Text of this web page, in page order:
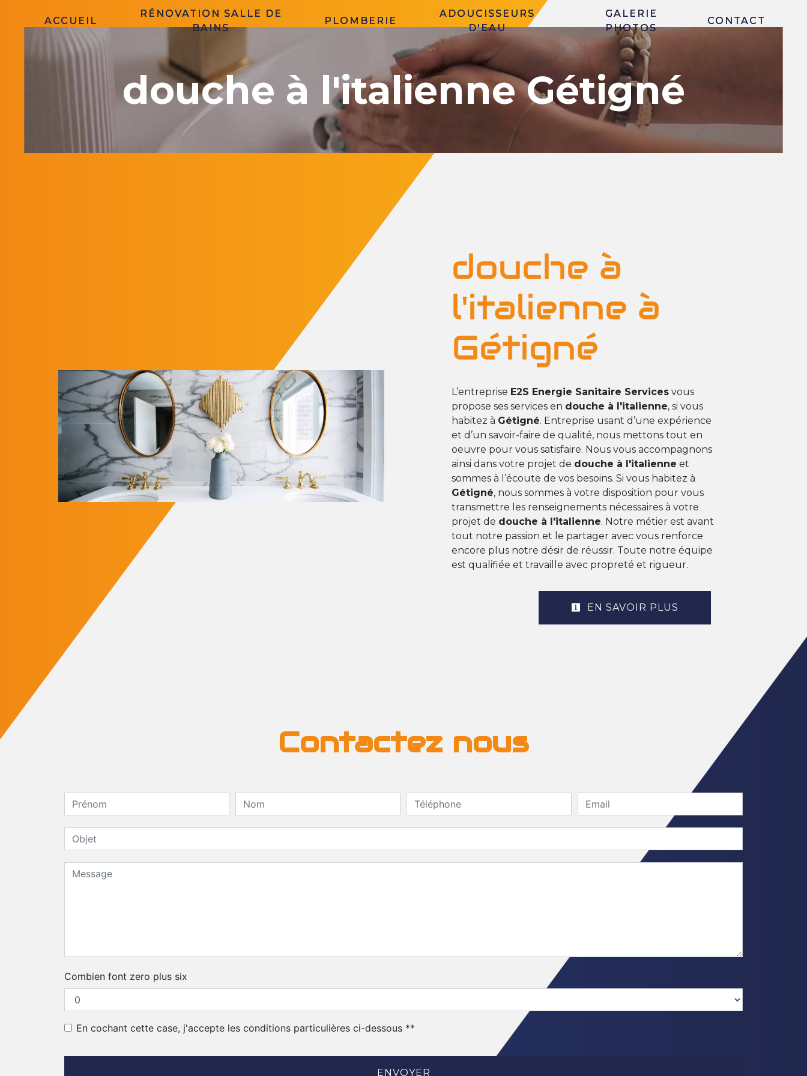
ACCUEIL
RÉNOVATION SALLE DE
BAINS
PLOMBERIE
ADOUCISSEURS
D'EAU
GALERIE
PHOTOS
CONTACT
douche à l'italienne Gétigné
douche à
l'italienne à
Gétigné
L’entreprise E2S Energie Sanitaire Services vous
propose ses services en douche à l'italienne, si vous
habitez à Gétigné. Entreprise usant d’une expérience
et d’un savoir-faire de qualité, nous mettons tout en
oeuvre pour vous satisfaire. Nous vous accompagnons
ainsi dans votre projet de douche à l'italienne et
sommes à l’écoute de vos besoins. Si vous habitez à
Gétigné, nous sommes à votre disposition pour vous
transmettre les renseignements nécessaires à votre
projet de douche à l'italienne. Notre métier est avant
tout notre passion et le partager avec vous renforce
encore plus notre désir de réussir. Toute notre équipe
est qualifiée et travaille avec propreté et rigueur.
EN SAVOIR PLUS
Contactez nous
Combien font zero plus six
En cochant cette case, j'accepte les conditions particulières ci-dessous **
ENVOYER